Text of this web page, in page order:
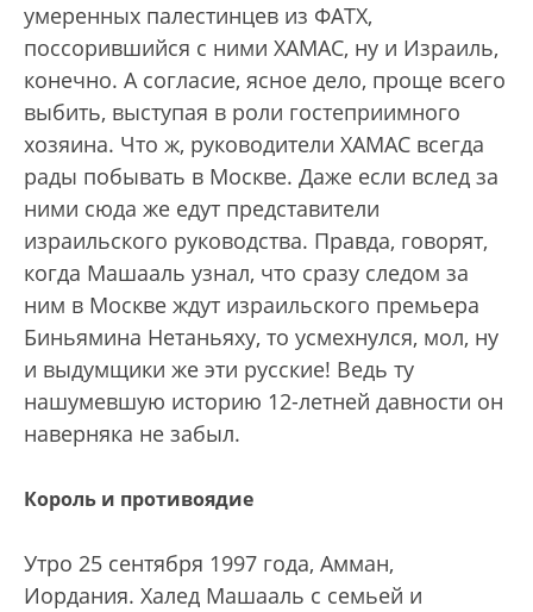
умеренных палестинцев из ФАТХ,
поссорившийся с ними ХАМАС, ну и Израиль,
конечно. А согласие, ясное дело, проще всего
выбить, выступая в роли гостеприимного
хозяина. Что ж, руководители ХАМАС всегда
рады побывать в Москве. Даже если вслед за
ними сюда же едут представители
израильского руководства. Правда, говорят,
когда Машааль узнал, что сразу следом за
ним в Москве ждут израильского премьера
Биньямина Нетаньяху, то усмехнулся, мол, ну
и выдумщики же эти русские! Ведь ту
нашумевшую историю 12-летней давности он
наверняка не забыл.
Король и противоядие
Утро 25 сентября 1997 года, Амман,
Иордания. Халед Машааль с семьей и